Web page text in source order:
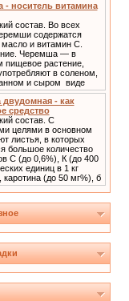
- носитель витамина
состав. Во всех
содержатся
и витамин С.
Черемша — в
пищевое растение,
в соленом,
и сыром виде
двудомная - как
средство
состав. С
целями в основном
листья, в которых
большое количество
С (до 0,6%), К (до 400
единиц в 1 кг
каротина (до 50 мг%), б